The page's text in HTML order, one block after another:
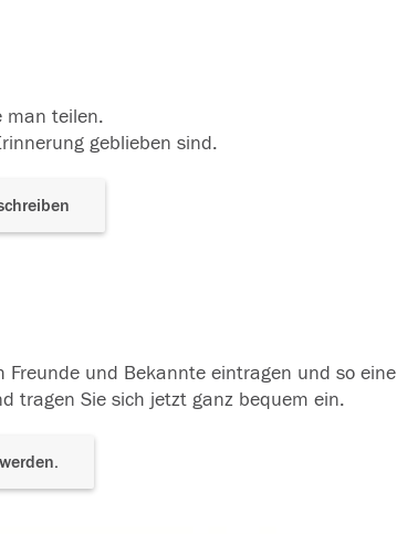
man teilen.
geblieben sind.
und Bekannte eintragen und so eine
tragen Sie sich jetzt ganz bequem ein.